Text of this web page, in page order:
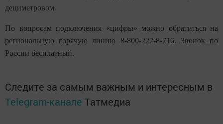
дециметровом.
По вопросам подключения «цифры» можно обратиться на
региональную горячую линию 8-800-222-8-716. Звонок по
России бесплатный.
Следите за самым важным и интересным в
Telegram-канале Татмедиа